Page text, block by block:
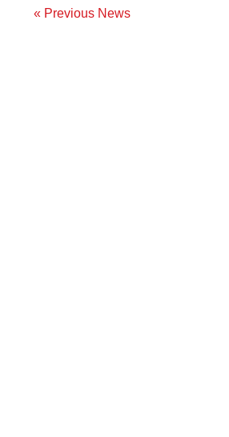
« Previous News